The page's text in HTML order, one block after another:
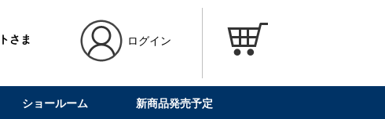
さま ログイン
ショールーム 新商品発売予定